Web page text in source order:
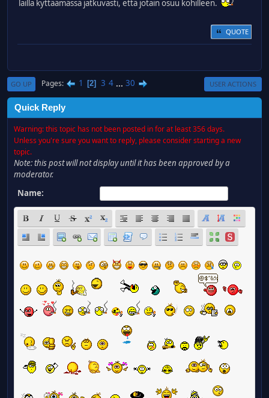
lailla kyttäämässä jatkuvasti, että jotain osuu kohilleen.
QUOTE
GO UP Pages 1 2 3 4 ... 30 USER ACTIONS
Quick Reply
Warning: this topic has not been posted in for at least 356 days.
Unless you're sure you want to reply, please consider starting a new
topic.
Note: this post will not display until it has been approved by a
moderator.
Name: